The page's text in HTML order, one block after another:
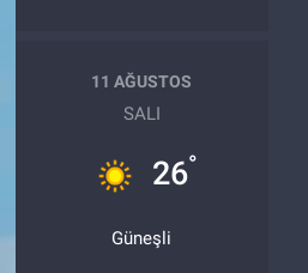
11 AĞUSTOS
SALI
26°
Güneşli